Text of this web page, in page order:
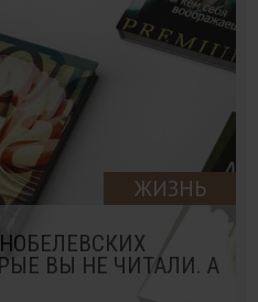
ЖИЗНЬ
ВЫ НЕ ЧИТАЛИ. А